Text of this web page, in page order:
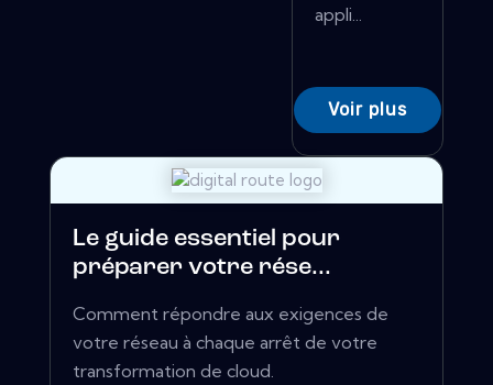
appli...
Voir plus
Le guide essentiel pour
préparer votre rése...
Comment répondre aux exigences de
votre réseau à chaque arrêt de votre
transformation de cloud.